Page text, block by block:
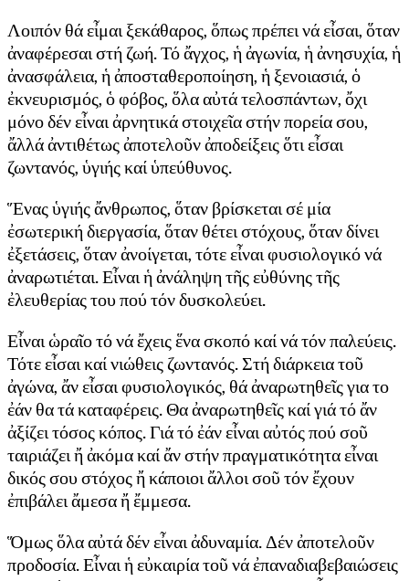
Λοιπόν θά εἶμαι ξεκάθαρος, ὅπως πρέπει νά εἶσαι, ὅταν
ἀναφέρεσαι στή ζωή. Τό ἄγχος, ἡ ἀγωνία, ἡ ἀνησυχία, ἡ
ἀνασφάλεια, ἡ ἀποσταθεροποίηση, ἡ ξενοιασιά, ὁ
ἐκνευρισμός, ὁ φόβος, ὅλα αὐτά τελοσπάντων, ὄχι
μόνο δέν εἶναι ἀρνητικά στοιχεῖα στήν πορεία σου,
ἄλλά ἀντιθέτως ἀποτελοῦν ἀποδείξεις ὅτι εἶσαι
ζωντανός, ὑγιής καί ὑπεύθυνος.
Ἕνας ὑγιής ἄνθρωπος, ὅταν βρίσκεται σέ μία
ἐσωτερική διεργασία, ὅταν θέτει στόχους, ὅταν δίνει
ἐξετάσεις, ὅταν ἀνοίγεται, τότε εἶναι φυσιολογικό νά
ἀναρωτιέται. Εἶναι ἡ ἀνάληψη τῆς εὐθύνης τῆς
ἐλευθερίας του πού τόν δυσκολεύει.
Εἶναι ὡραῖο τό νά ἔχεις ἕνα σκοπό καί νά τόν παλεύεις.
Τότε εἶσαι καί νιώθεις ζωντανός. Στή διάρκεια τοῦ
ἀγώνα, ἄν εἶσαι φυσιολογικός, θά ἀναρωτηθεῖς για το
ἐάν θα τά καταφέρεις. Θα ἀναρωτηθεῖς καί γιά τό ἄν
ἀξίζει τόσος κόπος. Γιά τό ἐάν εἶναι αὐτός πού σοῦ
ταιριάζει ἤ ἀκόμα καί ἄν στήν πραγματικότητα εἶναι
δικός σου στόχος ἤ κάποιοι ἄλλοι σοῦ τόν ἔχουν
ἐπιβάλει ἄμεσα ἤ ἔμμεσα.
Ὅμως ὅλα αὐτά δέν εἶναι ἀδυναμία. Δέν ἀποτελοῦν
προδοσία. Εἶναι ἡ εὐκαιρία τοῦ νά ἐπαναδιαβεβαιώσεις